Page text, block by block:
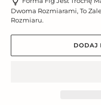
Dwoma Rozmiarami, To
Rozmiaru.
DODAJ